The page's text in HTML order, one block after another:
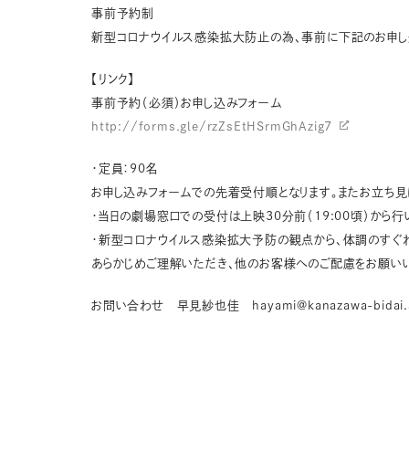
事前予約制
新型コロナウイルス感染拡大防止の為、事前に下記のお申
【リンク】
事前予約（必須）お申し込みフォーム
http://forms.gle/rzZsEtHSrmGhAzig7
・定員：90名
お申し込みフォームでの先着受付順となります。またお立ち見
・当日の劇場窓口での受付は上映30分前（19:00頃）から行
・新型コロナウイルス感染拡大予防の観点から、体調のす
あらかじめご理解いただき、他のお客様へのご配慮をお願い
お問い合わせ 早見紗也佳 hayami@kanazawa-